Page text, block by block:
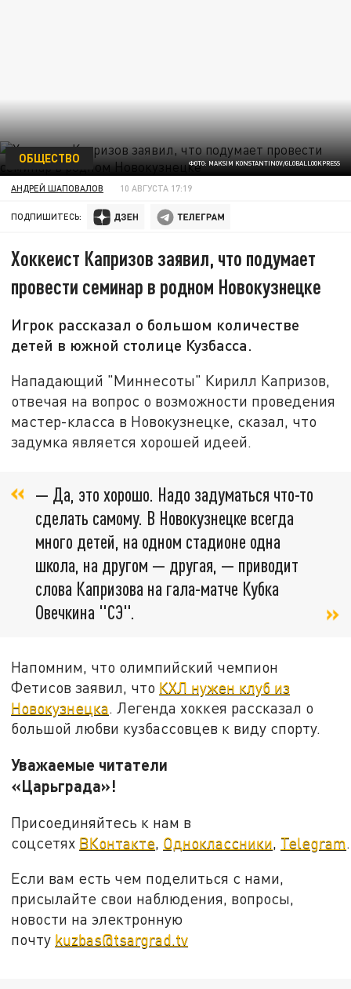
ФОТО: MAKSIM KONSTANTINOV/GLOBALLOOKPRESS
ОБЩЕСТВО
АНДРЕЙ ШАПОВАЛОВ 10 АВГУСТА 17:19
ПОДПИШИТЕСЬ:
Хоккеист Капризов заявил, что подумает
провести семинар в родном Новокузнецке
Игрок рассказал о большом количестве
детей в южной столице Кузбасса.
Нападающий "Миннесоты" Кирилл Капризов,
отвечая на вопрос о возможности проведения
мастер-класса в Новокузнецке, сказал, что
задумка является хорошей идеей.
— Да, это хорошо. Надо задуматься что-то
сделать самому. В Новокузнецке всегда
много детей, на одном стадионе одна
школа, на другом — другая, — приводит
слова Капризова на гала-матче Кубка
Овечкина "СЭ".
Напомним, что олимпийский чемпион
Фетисов заявил, что КХЛ нужен клуб из
Новокузнецка. Легенда хоккея рассказал о
большой любви кузбассовцев к виду спорту.
Уважаемые читатели
«Царьграда»!
Присоединяйтесь к нам в
соцсетях ВКонтакте, Одноклассники, Telegram.
Если вам есть чем поделиться с нами,
присылайте свои наблюдения, вопросы,
новости на электронную
почту kuzbas@tsargrad.tv